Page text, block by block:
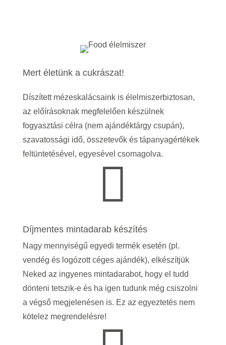
Mert életünk a cukrászat!
Díszített mézeskalácsaink is élelmiszerbiztosan,
az előírásoknak megfelelően készülnek
fogyasztási célra (nem ajándéktárgy csupán),
szavatossági idő, összetevők és tápanyagértékek
feltüntetésével, egyesével csomagolva.

Díjmentes mintadarab készítés
Nagy mennyiségű egyedi termék esetén (pl.
vendég és logózott céges ajándék), elkészítjük
Neked az ingyenes mintadarabot, hogy el tudd
dönteni tetszik-e és ha igen tudunk még csiszolni
a végső megjelenésen is. Ez az egyeztetés nem
kötelez megrendelésre!